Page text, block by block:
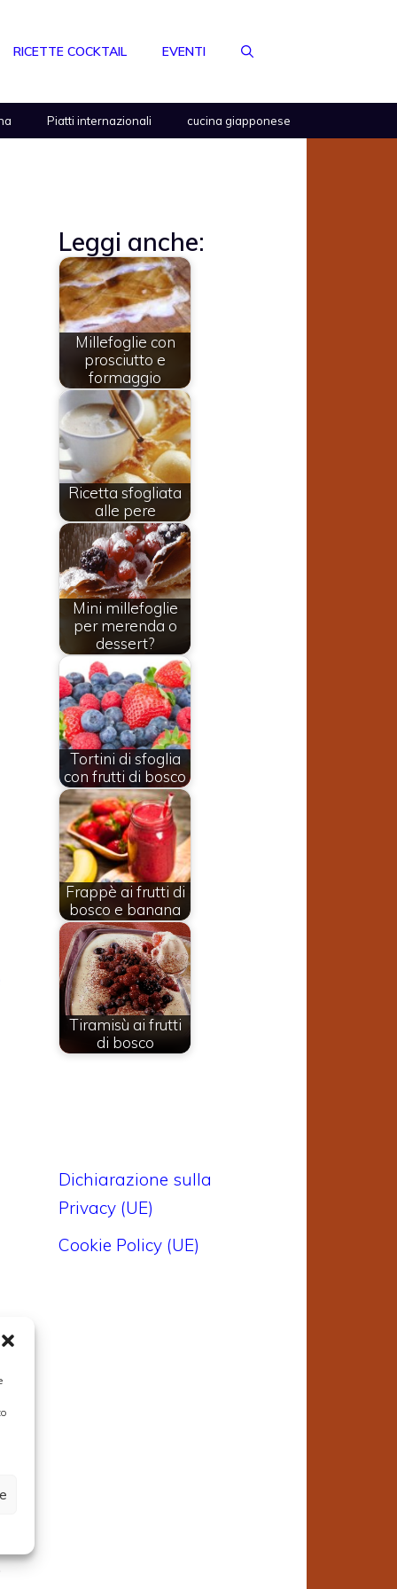
RICETTE COCKTAIL EVENTI
Piatti internazionali cucina giapponese
Leggi anche:
Millefoglie con
prosciutto e
formaggio
Ricetta sfogliata
alle pere
Mini millefoglie
per merenda o
dessert?
Tortini di sfoglia
con frutti di bosco
Frappè ai frutti di
bosco e banana
Tiramisù ai frutti
di bosco
Dichiarazione sulla
Privacy (UE)
Cookie Policy (UE)